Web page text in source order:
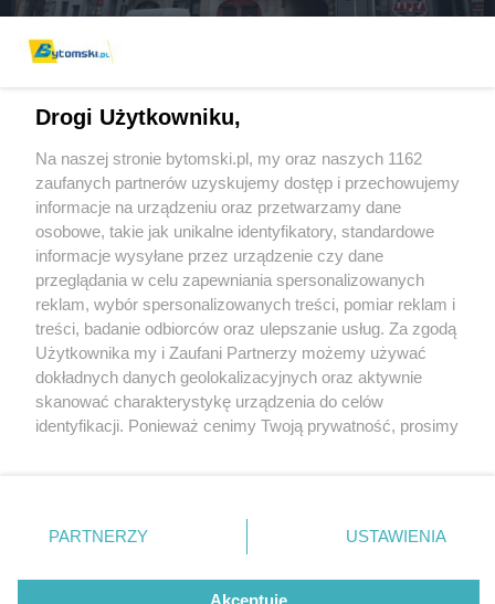
Miss Rozbarku z glazurowanej cegły, czyli
2 / 5
Witczaka 44
Wydawca mediów lokalnych
Nie zapomnij
zapoznać się z:
polityką prywatności regulamin korzystania z portali
Twojemiasto
Piekary Śląskie
Chorzów
Tarnowskie Góry
Gliwice
Skontakuj sięz nami
Kontakt
Wydawca
Pogoda
Drogi Użytkowniku,
Na naszej stronie bytomski.pl, my oraz naszych 1162
zaufanych partnerów uzyskujemy dostęp i przechowujemy
informacje na urządzeniu oraz przetwarzamy dane
osobowe, takie jak unikalne identyfikatory, standardowe
informacje wysyłane przez urządzenie czy dane
przeglądania w celu zapewniania spersonalizowanych
reklam, wybór spersonalizowanych treści, pomiar reklam i
treści, badanie odbiorców oraz ulepszanie usług. Za zgodą
Użytkownika my i Zaufani Partnerzy możemy używać
dokładnych danych geolokalizacyjnych oraz aktywnie
skanować charakterystykę urządzenia do celów
identyfikacji. Ponieważ cenimy Twoją prywatność, prosimy
prywatności znajdujący się w lewym dolnym rogu strony
. Niektóre rodzaje przetwarzania danych nie wymagają
zgody użytkownika, ale masz prawo sprzeciwić się
takiemu przetwarzaniu. Preferencje będą miały
PARTNERZY USTAWIENIA
Akceptuję